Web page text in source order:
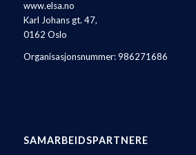
www.elsa.no
Karl Johans gt. 47,
0162 Oslo
Organisasjonsnummer: 986271686
SAMARBEIDSPARTNERE